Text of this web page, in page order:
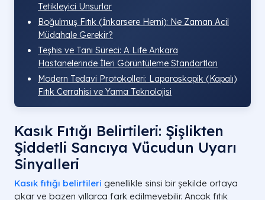
Tetikleyici Unsurlar
Boğulmuş Fıtık (İnkarsere Herni): Ne Zaman Acil
Müdahale Gerekir?
Teşhis ve Tanı Süreci: A Life Ankara
Hastanelerinde İleri Görüntüleme Standartları
Modern Tedavi Protokolleri: Laparoskopik (Kapalı)
Fıtık Cerrahisi ve Yama Teknolojisi
Kasık Fıtığı Belirtileri: Şişlikten
Şiddetli Sancıya Vücudun Uyarı
Sinyalleri
Kasık fıtığı belirtileri genellikle sinsi bir şekilde ortaya
çıkar ve bazen yıllarca fark edilmeyebilir. Ancak fıtık